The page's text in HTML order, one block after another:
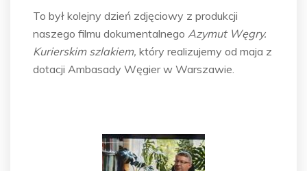
To był kolejny dzień zdjęciowy z produkcji
naszego filmu dokumentalnego Azymut Węgry.
Kurierskim szlakiem, który realizujemy od maja z
dotacji Ambasady Węgier w Warszawie.